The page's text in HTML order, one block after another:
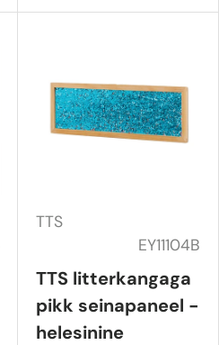
TTS
EY11104B
TTS litterkangaga
pikk seinapaneel -
helesinine